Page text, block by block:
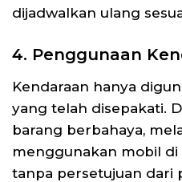
dijadwalkan ulang
4. Penggunaan
Kendaraan hanya
yang telah disepakati.
barang berbahaya,
menggunakan mobil di
tanpa persetujuan dari